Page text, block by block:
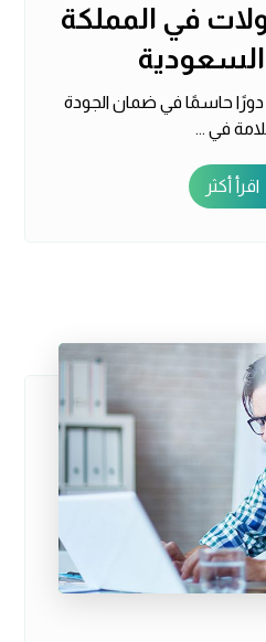
في المملكة
السعودية
حاسمًا في ضمان الجودة
في ...
اقرأ أكثر